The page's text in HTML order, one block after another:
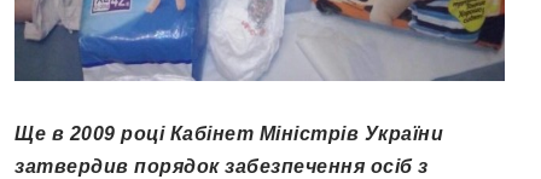
Ще в 2009 році Кабінет Міністрів України
затвердив порядок забезпечення осіб з